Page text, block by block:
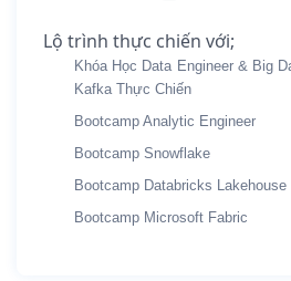
Lộ trình thực chiến với;
Khóa Học Data Engineer & Big
Kafka Thực Chiến
Bootcamp Analytic Engineer
Bootcamp Snowflake
Bootcamp Databricks Lakehouse
Bootcamp Microsoft Fabric